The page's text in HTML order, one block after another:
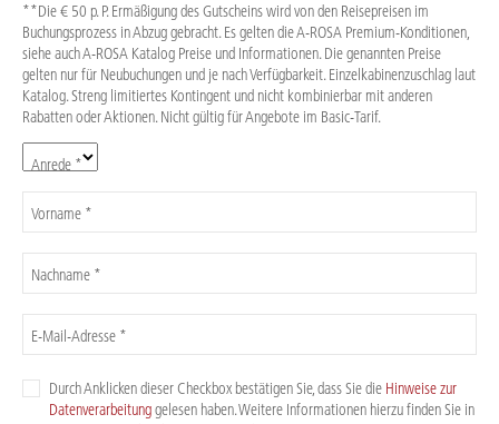
**Die € 50 p. P. Ermäßigung des Gutscheins wird von den Reisepreisen im
Buchungsprozess in Abzug gebracht. Es gelten die A-ROSA Premium-Konditionen,
siehe auch A-ROSA Katalog Preise und Informationen. Die genannten Preise
gelten nur für Neubuchungen und je nach Verfügbarkeit. Einzelkabinenzuschlag laut
Katalog. Streng limitiertes Kontingent und nicht kombinierbar mit anderen
Rabatten oder Aktionen. Nicht gültig für Angebote im Basic-Tarif.
Anrede *
Vorname *
Nachname *
E-Mail-Adresse *
Durch Anklicken dieser Checkbox bestätigen Sie, dass Sie die Hinweise zur
Datenverarbeitunggelesen haben. Weitere Informationen hierzu finden Sie in